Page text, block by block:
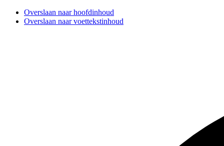
Overslaan naar hoofdinhoud
Overslaan naar voettekstinhoud